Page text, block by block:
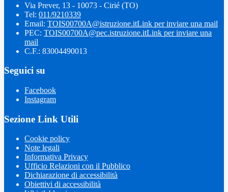
Via Prever, 13 - 10073 - Cirié (TO)
Tel: 011/9210339
Email: TOIS00700A@istruzione.itLink per inviare una mail
PEC: TOIS00700A@pec.istruzione.itLink per inviare una
mail
C.F.: 83004490013
Seguici su
Facebook
Instagram
Sezione Link Utili
Cookie policy
Note legali
Informativa Privacy
Ufficio Relazioni con il Pubblico
Dichiarazione di accessibilità
Obiettivi di accessibilità